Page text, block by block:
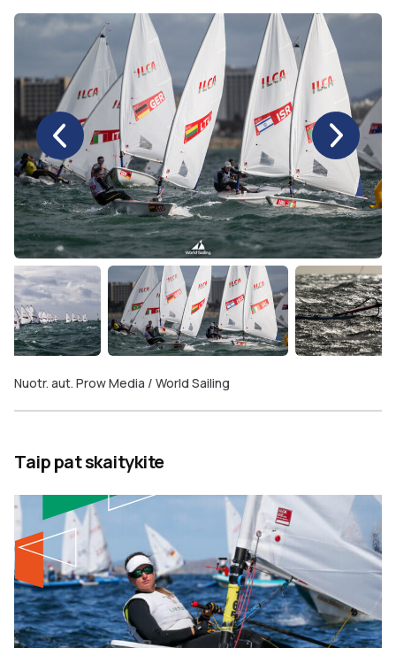
Nuotr. aut. Prow Media / World Sailing
Taip pat skaitykite